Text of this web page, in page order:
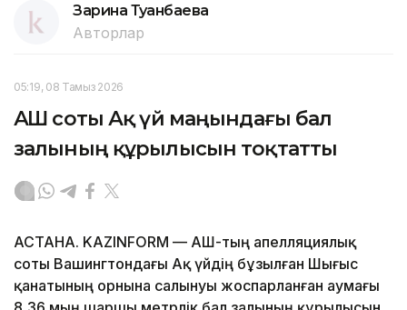
Зарина Туғанбаева
Авторлар
05:19, 08 Тамыз 2026
АҚШ соты Ақ үй маңындағы бал
залының құрылысын тоқтатты
АСТАНА. KAZINFORM — АҚШ-тың апелляциялық
соты Вашингтондағы Ақ үйдің бұзылған Шығыс
қанатының орнына салынуы жоспарланған аумағы